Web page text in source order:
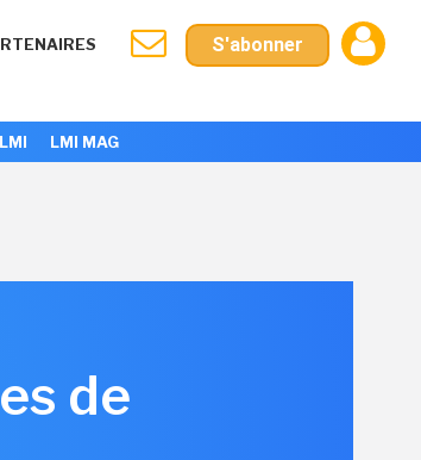
S'abonner
LMI MAG
de